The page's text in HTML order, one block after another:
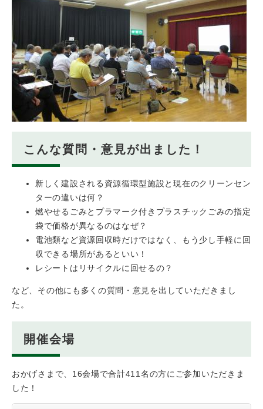
こんな質問・意見が出ました！
新しく建設される資源循環型施設と現在のクリーンセン
ターの違いは何？
燃やせるごみとプラマーク付きプラスチックごみの指定
袋で価格が異なるのはなぜ？
電池類など資源回収時だけではなく、もう少し手軽に回
収できる場所があるといい！
レシートはリサイクルに回せるの？
など、その他にも多くの質問・意見を出していただきまし
た。
開催会場
おかげさまで、16会場で合計411名の方にご参加いただきま
した！